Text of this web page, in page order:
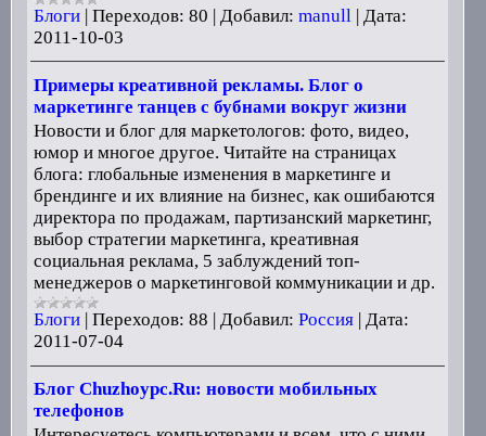
Блоги| Переходов: 80 | Добавил: manull | Дата:
2011-10-03
Примеры креативной рекламы. Блог о
маркетинге танцев с бубнами вокруг жизни
Новости и блог для маркетологов: фото, видео,
юмор и многое другое. Читайте на страницах
блога: глобальные изменения в маркетинге и
брендинге и их влияние на бизнес, как ошибаются
директора по продажам, партизанский маркетинг,
выбор стратегии маркетинга, креативная
социальная реклама, 5 заблуждений топ-
менеджеров о маркетинговой коммуникации и др.
Блоги| Переходов: 88 | Добавил: Россия | Дата:
2011-07-04
Блог Chuzhoypc.Ru: новости мобильных
телефонов